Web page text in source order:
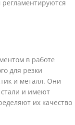
в работе
для резки
и металл. Они
стали и имеют
их качество